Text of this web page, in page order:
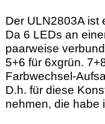
Der ULN2803A ist
Da 6 LEDs an
paarweise
5+6 für 6xgrün.
Farbwechsel-
D.h. für diese
nehmen, die habe